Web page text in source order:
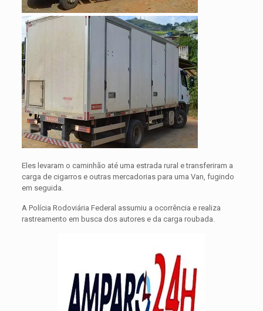
Eles levaram o caminhão até uma estrada rural e transferiram a
carga de cigarros e outras mercadorias para uma Van, fugindo
em seguida.
A Polícia Rodoviária Federal assumiu a ocorrência e realiza
rastreamento em busca dos autores e da carga roubada.